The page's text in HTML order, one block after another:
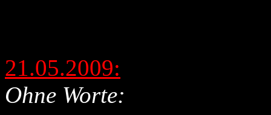
21.05.2009:
Ohne Worte: